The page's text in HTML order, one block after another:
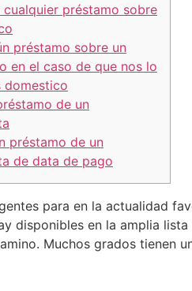
cualquier préstamo sobre
préstamo sobre un
en el caso de que nos lo
domestico
de un
préstamo de un
de data de pago
para en la actualidad
disponibles en la amplia
Muchos grados tienen